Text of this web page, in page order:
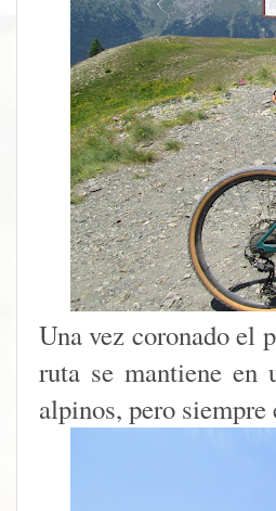
Una vez coronado el
ruta se mantiene en
alpinos, pero